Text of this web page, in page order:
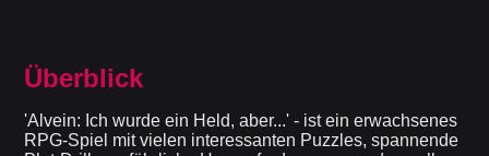
Überblick
'Alvein: Ich wurde ein Held, aber...' - ist ein erwachsenes
RPG-Spiel mit vielen interessanten Puzzles, spannende